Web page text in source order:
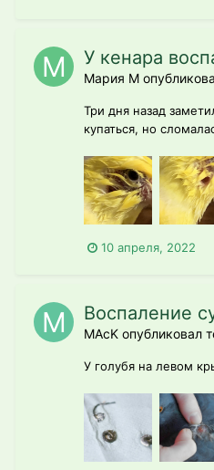
У кенара
Мария M
Три дня назад
купаться, но
10 апреля, 2022
Воспаление
MAcK опубликовал
У голубя на левом